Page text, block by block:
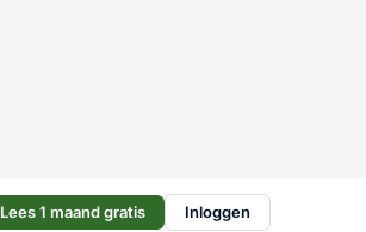
Lees 1 maand gratis Inloggen